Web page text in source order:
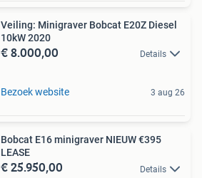
Veiling: Minigraver Bobcat E20Z Diesel
10kW 2020
€ 8.000,00 Details
Bezoek website 3 aug 26
Bobcat E16 minigraver NIEUW €395
LEASE
€ 25.950,00 Details